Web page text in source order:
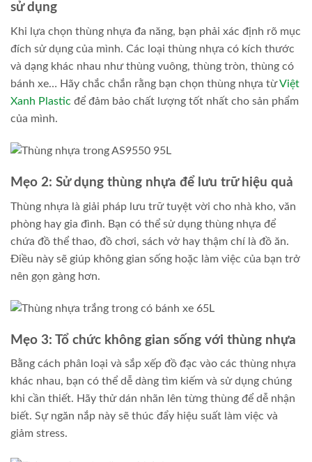
sử dụng
Khi lựa chọn thùng nhựa đa năng, bạn phải xác định rõ mục
đích sử dụng của mình. Các loại thùng nhựa có kích thước
và dạng khác nhau như thùng vuông, thùng tròn, thùng có
bánh xe… Hãy chắc chắn rằng bạn chọn thùng nhựa từViệt
Xanh Plastic để đảm bảo chất lượng tốt nhất cho sản phẩm
của mình.
Mẹo 2: Sử dụng thùng nhựa để lưu trữ hiệu quả
Thùng nhựa là giải pháp lưu trữ tuyệt vời cho nhà kho, văn
phòng hay gia đình. Bạn có thể sử dụng thùng nhựa để
chứa đồ thể thao, đồ chơi, sách vở hay thậm chí là đồ ăn.
Điều này sẽ giúp không gian sống hoặc làm việc của bạn trở
nên gọn gàng hơn.
Mẹo 3: Tổ chức không gian sống với thùng nhựa
Bằng cách phân loại và sắp xếp đồ đạc vào các thùng nhựa
khác nhau, bạn có thể dễ dàng tìm kiếm và sử dụng chúng
khi cần thiết. Hãy thử dán nhãn lên từng thùng để dễ nhận
biết. Sự ngăn nắp này sẽ thúc đẩy hiệu suất làm việc và
giảm stress.